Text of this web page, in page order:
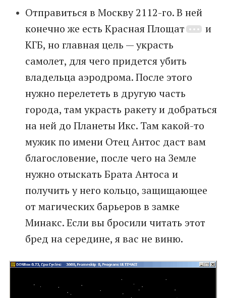
Отправиться в Москву 2112-го. В ней
конечно же есть Красная Площат
и
КГБ, но главная цель — украсть
самолет, для чего придется убить
владельца аэродрома. После этого
нужно перелететь в другую часть
города, там украсть ракету и добраться
на ней до Планеты Икс. Там какой-то
мужик по имени Отец Антос даст вам
благословение, после чего на Земле
нужно отыскать Брата Антоса и
получить у него кольцо, защищающее
от магических барьеров в замке
Минакс. Если вы бросили читать этот
бред на середине, я вас не виню.